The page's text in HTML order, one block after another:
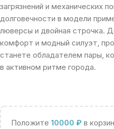
загрязнений и механических
долговечности в модели
люверсы и двойная строчка.
комфорт и модный силуэт,
станете обладателем пары,
в активном ритме города.
Положите 10000 ₽ в